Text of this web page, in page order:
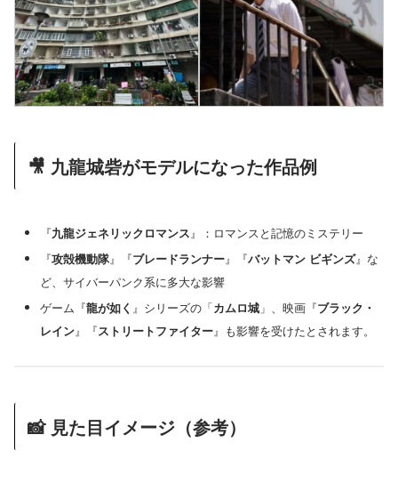
🎥 九龍城砦がモデルになった作品例
『九龍ジェネリックロマンス』：ロマンスと記憶のミステリー
『攻殻機動隊』『ブレードランナー』『バットマン ビギンズ』な
ど、サイバーパンク系に多大な影響
ゲーム『龍が如く 』シリーズの「カムロ城」、映画『ブラック・
レイン』『ストリートファイター』も影響を受けたとされます。
📸 見た目イメージ（参考）